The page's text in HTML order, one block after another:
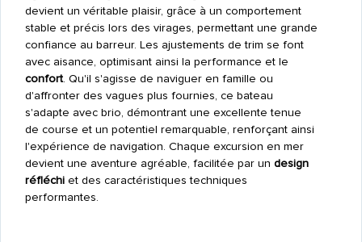
devient un véritable plaisir, grâce à un comportement
stable et précis lors des virages, permettant une grande
confiance au barreur. Les ajustements de trim se font
avec aisance, optimisant ainsi la performance et le
confort. Qu'il s'agisse de naviguer en famille ou
d'affronter des vagues plus fournies, ce bateau
s'adapte avec brio, démontrant une excellente tenue
de course et un potentiel remarquable, renforçant ainsi
l'expérience de navigation. Chaque excursion en mer
devient une aventure agréable, facilitée par un design
réfléchiet des caractéristiques techniques
performantes.